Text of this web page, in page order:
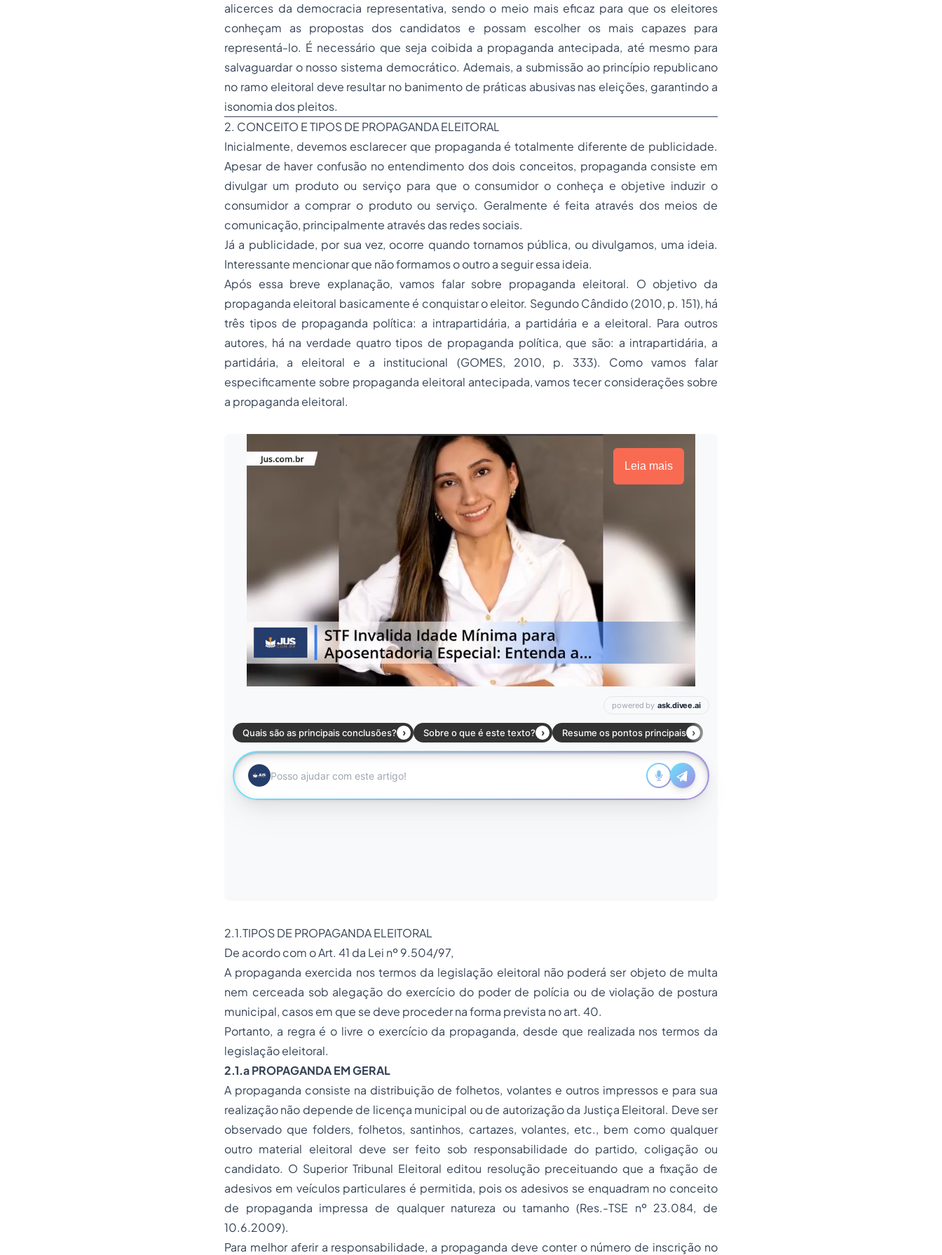
alicerces da democracia representativa, sendo o meio mais eficaz para que os eleitores
conheçam as propostas dos candidatos e possam escolher os mais capazes para
representá-lo. É necessário que seja coibida a propaganda antecipada, até mesmo para
salvaguardar o nosso sistema democrático. Ademais, a submissão ao princípio republicano
no ramo eleitoral deve resultar no banimento de práticas abusivas nas eleições, garantindo a
isonomia dos pleitos.
2. CONCEITO E TIPOS DE PROPAGANDA ELEITORAL
Inicialmente, devemos esclarecer que propaganda é totalmente diferente de publicidade.
Apesar de haver confusão no entendimento dos dois conceitos, propaganda consiste em
divulgar um produto ou serviço para que o consumidor o conheça e objetive induzir o
consumidor a comprar o produto ou serviço. Geralmente é feita através dos meios de
comunicação, principalmente através das redes sociais.
Já a publicidade, por sua vez, ocorre quando tornamos pública, ou divulgamos, uma ideia.
Interessante mencionar que não formamos o outro a seguir essa ideia.
Após essa breve explanação, vamos falar sobre propaganda eleitoral. O objetivo da
propaganda eleitoral basicamente é conquistar o eleitor. Segundo Cândido (2010, p. 151), há
três tipos de propaganda política: a intrapartidária, a partidária e a eleitoral. Para outros
autores, há na verdade quatro tipos de propaganda política, que são: a intrapartidária, a
partidária, a eleitoral e a institucional (GOMES, 2010, p. 333). Como vamos falar
especificamente sobre propaganda eleitoral antecipada, vamos tecer considerações sobre
a propaganda eleitoral.
Leia mais
2.1.TIPOS DE PROPAGANDA ELEITORAL
De acordo com o Art. 41 da Lei nº 9.504/97,
A propaganda exercida nos termos da legislação eleitoral não poderá ser objeto de multa
nem cerceada sob alegação do exercício do poder de polícia ou de violação de postura
municipal, casos em que se deve proceder na forma prevista no art. 40.
Portanto, a regra é o livre o exercício da propaganda, desde que realizada nos termos da
legislação eleitoral.
2.1.a PROPAGANDA EM GERAL
A propaganda consiste na distribuição de folhetos, volantes e outros impressos e para sua
realização não depende de licença municipal ou de autorização da Justiça Eleitoral. Deve ser
observado que folders, folhetos, santinhos, cartazes, volantes, etc., bem como qualquer
outro material eleitoral deve ser feito sob responsabilidade do partido, coligação ou
candidato. O Superior Tribunal Eleitoral editou resolução preceituando que a fixação de
adesivos em veículos particulares é permitida, pois os adesivos se enquadram no conceito
de propaganda impressa de qualquer natureza ou tamanho (Res.-TSE nº 23.084, de
10.6.2009).
Para melhor aferir a responsabilidade, a propaganda deve conter o número de inscrição no